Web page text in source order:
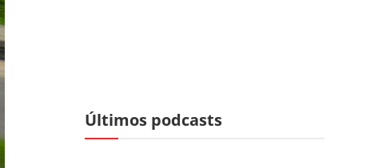
Últimos podcasts